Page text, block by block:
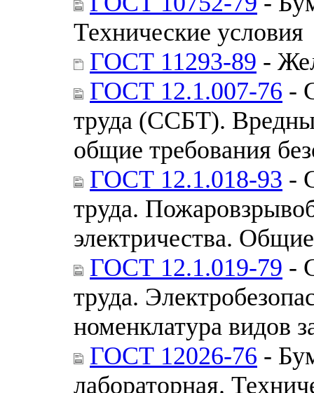
Технические условия
ГОСТ 11293-89 -
ГОСТ 12.1.007-76 -
труда (ССБТ).
общие требования
ГОСТ 12.1.018-93 -
труда.
электричества.
ГОСТ 12.1.019-79 -
труда.
номенклатура видов
ГОСТ 12026-76 -
лабораторная.